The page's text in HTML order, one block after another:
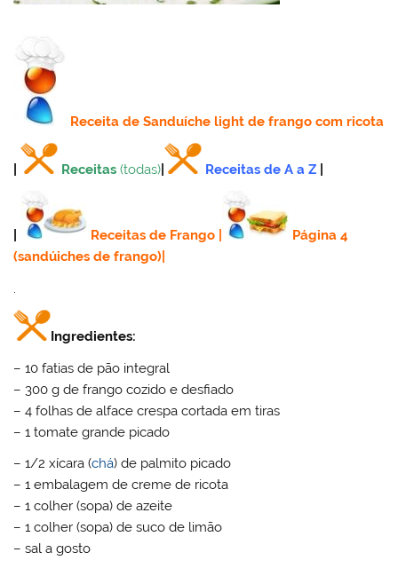
Receitade Sanduíche light de frango com ricota
Receitas (todas) Receitas de A a Z
Receitas de Frango
Página 4
(sandúiches de frango)
.
Ingredientes:
– 10 fatias de pão integral
– 300 g de frango cozido e desfiado
– 4 folhas de alface crespa cortada em tiras
– 1 tomate grande picado
– 1/2 xícara (chá) de palmito picado
– 1 embalagem de creme de ricota
– 1 colher (sopa) de azeite
– 1 colher (sopa) de suco de limão
– sal a gosto